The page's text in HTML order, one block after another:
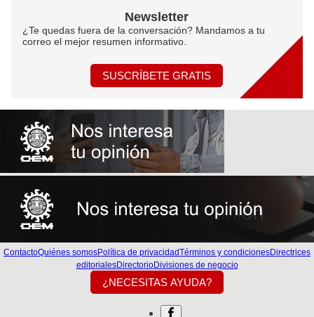
Newsletter
¿Te quedas fuera de la conversación? Mandamos a tu
correo el mejor resumen informativo.
SUSCRÍBETE GRATIS
ContactoQuiénes somosPolítica de privacidadTérminos y condicionesDirectrices
editorialesDirectorioDivisiones de negocio
¿NECESITAS AYUDA?